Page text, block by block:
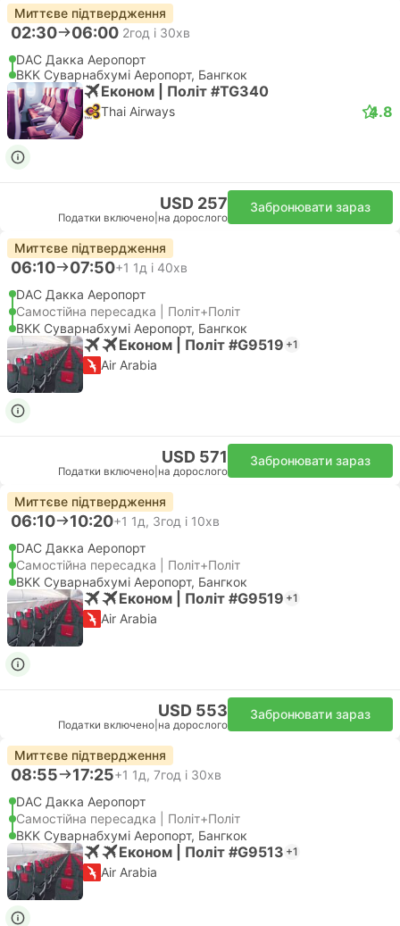
Миттєве підтвердження
02:30 06:00 2год і 30хв
DAC Дакка Аеропорт
BKK Суварнабхумі Аеропорт, Бангкок
Економ | Політ #TG340
Thai Airways 4.8
USD 257
Податки включено на дорослого
Забронювати зараз
Миттєве підтвердження
06:10 07:50+1 1д і 40хв
DAC Дакка Аеропорт
Самостійна пересадка | Політ+Політ
BKK Суварнабхумі Аеропорт, Бангкок
Економ | Політ #G9519 +1
Air Arabia
USD 571
Податки включено на дорослого
Забронювати зараз
Миттєве підтвердження
06:10 10:20+1 1д, 3год і 10хв
DAC Дакка Аеропорт
Самостійна пересадка | Політ+Політ
BKK Суварнабхумі Аеропорт, Бангкок
Економ | Політ #G9519 +1
Air Arabia
USD 553
Податки включено на дорослого
Забронювати зараз
Миттєве підтвердження
08:55 17:25+1 1д, 7год і 30хв
DAC Дакка Аеропорт
Самостійна пересадка | Політ+Політ
BKK Суварнабхумі Аеропорт, Бангкок
Економ | Політ #G9513 +1
Air Arabia